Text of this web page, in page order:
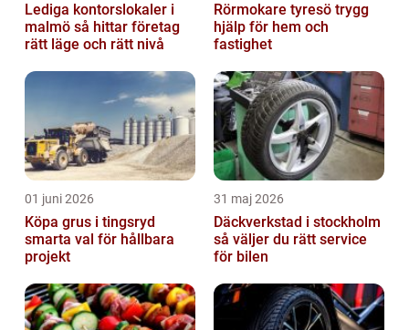
Lediga kontorslokaler i
malmö så hittar företag
rätt läge och rätt nivå
Rörmokare tyresö trygg
hjälp för hem och
fastighet
01 juni 2026
Köpa grus i tingsryd
smarta val för hållbara
projekt
31 maj 2026
Däckverkstad i stockholm
så väljer du rätt service
för bilen